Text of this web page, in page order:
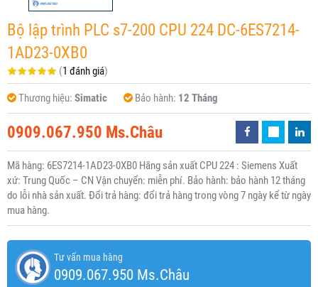
Bộ lập trình PLC s7-200 CPU 224 DC-6ES7214-
1AD23-0XB0
(1 đánh giá)
Thương hiệu: Simatic Bảo hành: 12 Tháng
0909.067.950 Ms.Châu
Mã hàng: 6ES7214-1AD23-0XB0 Hãng sản xuất CPU 224 : Siemens Xuất
xứ: Trung Quốc – CN Vận chuyển: miễn phí. Bảo hành: bảo hành 12 tháng
do lỗi nhà sản xuất. Đổi trả hàng: đổi trả hàng trong vòng 7 ngày kể từ ngày
mua hàng.
Tư vấn mua hàng
0909.067.950 Ms.Châu